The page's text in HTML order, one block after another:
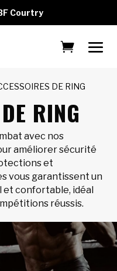
Courtry
DE RING
RING
avec nos
améliorer sécurité
et
vous garantissent un
confortable, idéal
réussis.